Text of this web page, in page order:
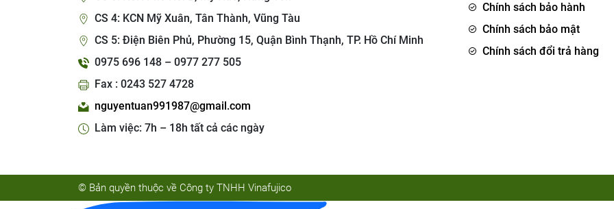
CS 4: KCN Mỹ Xuân, Tân Thành, Vũng Tàu
CS 5: Điện Biên Phủ, Phường 15, Quận Bình Thạnh, TP. Hồ Chí Minh
0975 696 148 – 0977 277 505
Fax : 0243 527 4728
nguyentuan991987@gmail.com
Làm việc: 7h – 18h tất cả các ngày
Chính sách bảo hành
Chính sách bảo mật
Chính sách đổi trả hàng
© Bản quyền thuộc về Công ty TNHH Vinafujico